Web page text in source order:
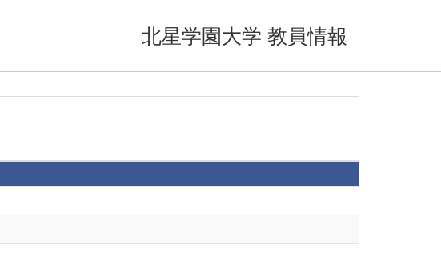
北星学園大学 教員情報